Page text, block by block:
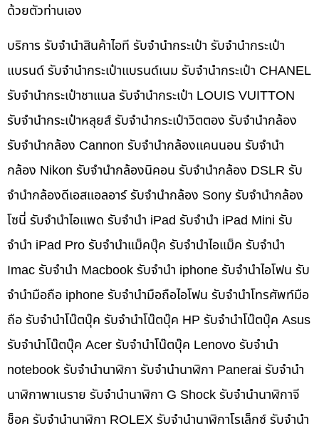
ด้วยตัวท่านเอง
บริการ รับจำนำสินค้าไอที รับจำนำกระเป๋า รับจำนำกระเป๋า
แบรนด์ รับจำนำกระเป๋าแบรนด์เนม รับจำนำกระเป๋า CHANEL
รับจำนำกระเป๋าชาแนล รับจำนำกระเป๋า LOUIS VUITTON
รับจำนำกระเป๋าหลุยส์ รับจำนำกระเป๋าวิตตอง รับจำนำกล้อง
รับจำนำกล้อง Cannon รับจำนำกล้องแคนนอน รับจำนำ
กล้อง Nikon รับจำนำกล้องนิคอน รับจำนำกล้อง DSLR รับ
จำนำกล้องดีเอสแอลอาร์ รับจำนำกล้อง Sony รับจำนำกล้อง
โซนี่ รับจำนำไอแพด รับจำนำ iPad รับจำนำ iPad Mini รับ
จำนำ iPad Pro รับจำนำแม็คบุ๊ค รับจำนำไอแม็ค รับจำนำ
Imac รับจำนำ Macbook รับจำนำ iphone รับจำนำไอโฟน รับ
จำนำมือถือ iphone รับจำนำมือถือไอโฟน รับจำนำโทรศัพท์มือ
ถือ รับจำนำโน๊ตบุ๊ค รับจำนำโน๊ตบุ๊ค HP รับจำนำโน๊ตบุ๊ค Asus
รับจำนำโน๊ตบุ๊ค Acer รับจำนำโน๊ตบุ๊ค Lenovo รับจำนำ
notebook รับจำนำนาฬิกา รับจำนำนาฬิกา Panerai รับจำนำ
นาฬิกาพาเนราย รับจำนำนาฬิกา G Shock รับจำนำนาฬิกาจี
ช็อค รับจำนำนาฬิกา ROLEX รับจำนำนาฬิกาโรเล็กซ์ รับจำนำ